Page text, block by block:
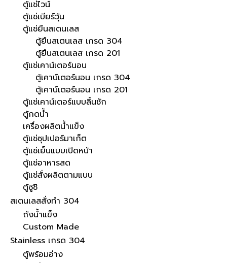
ตู้แช่ไวน์
ตู้แช่เบียร์วุ้น
ตู้แช่ยืนสเตนเลส
ตู้ยืนสเตนเลส เกรด 304
ตู้ยืนสเตนเลส เกรด 201
ตู้แช่เคาน์เตอร์นอน
ตู้เคาน์เตอร์นอน เกรด 304
ตู้เคาน์เตอร์นอน เกรด 201
ตู้แช่เคาน์เตอร์แบบลิ้นชัก
ตู้กดน้ำ
เครื่องผลิตน้ำแข็ง
ตู้แช่ซุปเปอร์มาเก็ต
ตู้แช่เย็นแบบเปิดหน้า
ตู้แช่อาหารสด
ตู้แช่สั่งผลิตตามแบบ
ตู้ซูชิ
สเตนเลสสั่งทำ 304
ถังน้ำแข็ง
Custom Made
Stainless เกรด 304
ตู้พร้อมอ่าง